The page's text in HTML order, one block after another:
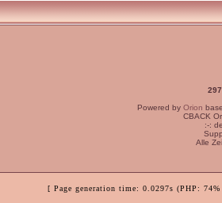
Powered by Orion
CBACK
:-:
Alle
[ Page generation time: 0.0297s (PHP: